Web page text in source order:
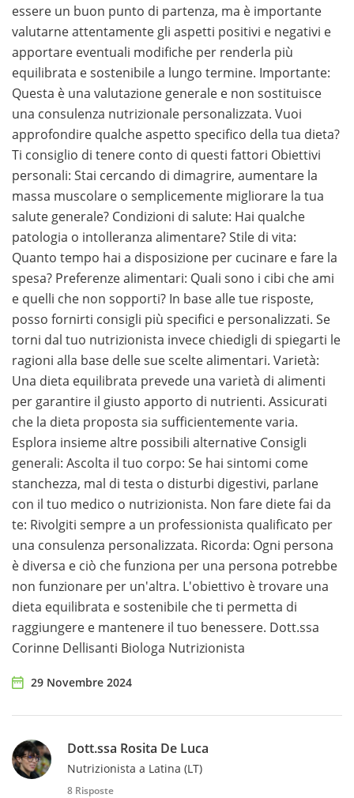
essere un buon punto di partenza, ma è importante
valutarne attentamente gli aspetti positivi e negativi e
apportare eventuali modifiche per renderla più
equilibrata e sostenibile a lungo termine. Importante:
Questa è una valutazione generale e non sostituisce
una consulenza nutrizionale personalizzata. Vuoi
approfondire qualche aspetto specifico della tua dieta?
Ti consiglio di tenere conto di questi fattori Obiettivi
personali: Stai cercando di dimagrire, aumentare la
massa muscolare o semplicemente migliorare la tua
salute generale? Condizioni di salute: Hai qualche
patologia o intolleranza alimentare? Stile di vita:
Quanto tempo hai a disposizione per cucinare e fare la
spesa? Preferenze alimentari: Quali sono i cibi che ami
e quelli che non sopporti? In base alle tue risposte,
posso fornirti consigli più specifici e personalizzati. Se
torni dal tuo nutrizionista invece chiedigli di spiegarti le
ragioni alla base delle sue scelte alimentari. Varietà:
Una dieta equilibrata prevede una varietà di alimenti
per garantire il giusto apporto di nutrienti. Assicurati
che la dieta proposta sia sufficientemente varia.
Esplora insieme altre possibili alternative Consigli
generali: Ascolta il tuo corpo: Se hai sintomi come
stanchezza, mal di testa o disturbi digestivi, parlane
con il tuo medico o nutrizionista. Non fare diete fai da
te: Rivolgiti sempre a un professionista qualificato per
una consulenza personalizzata. Ricorda: Ogni persona
è diversa e ciò che funziona per una persona potrebbe
non funzionare per un'altra. L'obiettivo è trovare una
dieta equilibrata e sostenibile che ti permetta di
raggiungere e mantenere il tuo benessere. Dott.ssa
Corinne Dellisanti Biologa Nutrizionista
29 Novembre 2024
Dott.ssa Rosita De Luca
Nutrizionista a Latina (LT)
8 Risposte